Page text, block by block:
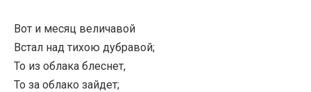
Вот и месяц величавой
Встал над тихою дубравой;
То из облака блеснет,
То за облако зайдет;